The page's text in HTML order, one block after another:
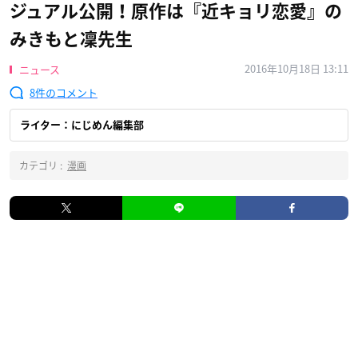
ジュアル公開！原作は『近キョリ恋愛』の
みきもと凜先生
ニュース
2016年10月18日 13:11
8
ライター：にじめん編集部
カテゴリ : 漫画